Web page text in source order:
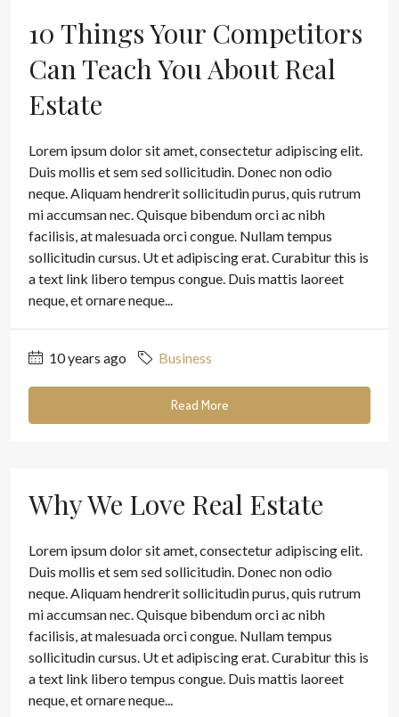
10 Things Your Competitors
Can Teach You About Real
Estate
Lorem ipsum dolor sit amet, consectetur adipiscing elit.
Duis mollis et sem sed sollicitudin. Donec non odio
neque. Aliquam hendrerit sollicitudin purus, quis rutrum
mi accumsan nec. Quisque bibendum orci ac nibh
facilisis, at malesuada orci congue. Nullam tempus
sollicitudin cursus. Ut et adipiscing erat. Curabitur this is
a text link libero tempus congue. Duis mattis laoreet
neque, et ornare neque...
10 years ago Business
Read More
Why We Love Real Estate
Lorem ipsum dolor sit amet, consectetur adipiscing elit.
Duis mollis et sem sed sollicitudin. Donec non odio
neque. Aliquam hendrerit sollicitudin purus, quis rutrum
mi accumsan nec. Quisque bibendum orci ac nibh
facilisis, at malesuada orci congue. Nullam tempus
sollicitudin cursus. Ut et adipiscing erat. Curabitur this is
a text link libero tempus congue. Duis mattis laoreet
neque, et ornare neque...